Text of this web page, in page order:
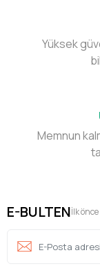
Yüksek
Memnun
E-BULTENİlk